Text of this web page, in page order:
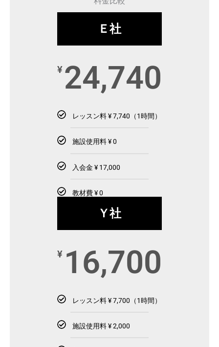
Ｅ社
¥ 24,740
レッスン料 ¥ 7,740（1時間）
施設使用料 ¥ 0
入会金 ¥ 17,000
教材費 ¥ 0
Ｙ社
¥ 16,700
レッスン料 ¥ 7,700（1時間）
施設使用料 ¥ 2,000